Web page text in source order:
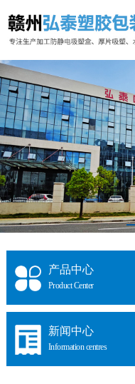
产品中心
Product Center
新闻中心
Information centres